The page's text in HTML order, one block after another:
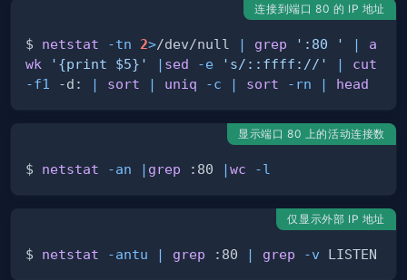
连接到端口 80 的 IP 地址
$ netstat -tn 2>/dev/null | grep ':80 ' |
a
wk
'{print $5}' | sed -e 's/::ffff://' |
cut
-f1
-d: | sort | uniq -c | sort -rn | head
显示端口 80 上的活动连接数
$ netstat -an | grep :80 |wc -l
仅显示外部 IP 地址
$ netstat -antu | grep :80 | grep -v LISTEN